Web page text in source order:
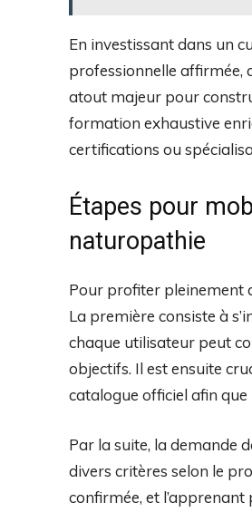
En investissant dans un
professionnelle affirmée,
atout majeur pour
formation exhaustive
certifications ou
Étapes pour
naturopathie
Pour profiter pleinement
La première consiste à
chaque utilisateur peut
objectifs. Il est ensuite
catalogue officiel afin
Par la suite, la demande
divers critères selon le
confirmée, et